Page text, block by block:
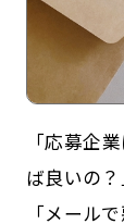
記事一覧
インタツ
「応募企
ば良いの？
「メール